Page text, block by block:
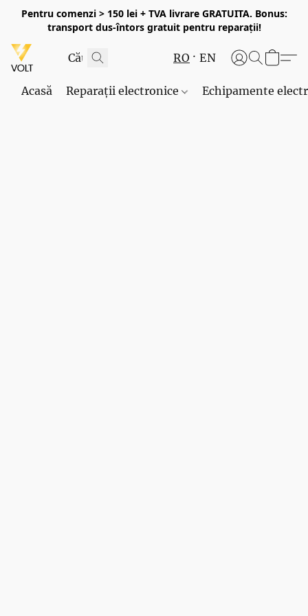
Pentru comenzi > 150 lei + TVA livrare GRATUITA. Bonus:
transport dus-întors gratuit pentru reparații!
RO EN
Acasă Reparații electronice Echipamente